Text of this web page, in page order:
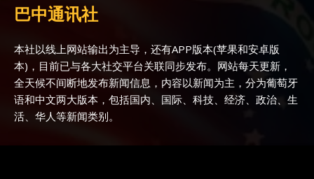
巴中通讯社
本社以线上网站输出为主导，还有APP版本(苹果和安卓版
本)，目前已与各大社交平台关联同步发布。网站每天更新，
全天候不间断地发布新闻信息，内容以新闻为主，分为葡萄牙
语和中文两大版本，包括国内、国际、科技、经济、政治、生
活、华人等新闻类别。